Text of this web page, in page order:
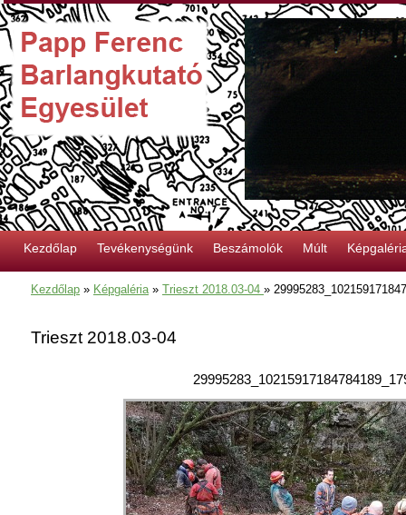
Kezdőlap Tevékenységünk Beszámolók Múlt
Kezdőlap » Képgaléria» Trieszt 2018.03-04 »
Trieszt 2018.03-04